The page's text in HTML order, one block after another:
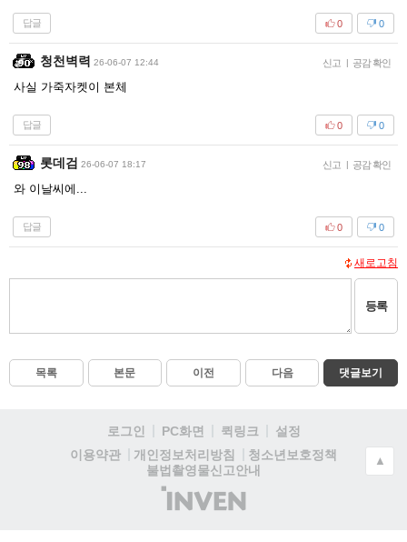
답글 0
0
청천벽력 26-06-07 12:44 신고 | 공감 확인
사실 가죽자켓이 본체
답글 0
0
롯데검 26-06-07 18:17 신고 | 공감 확인
와 이날씨에...
답글 0
0
새로고침
등록
목록 본문 이전 다음 댓글보기
로그인 PC화면 퀵링크
설정
이용약관
개인정보처리방침
청소년보호정책
불법촬영물신고안내
(주)
인
▲